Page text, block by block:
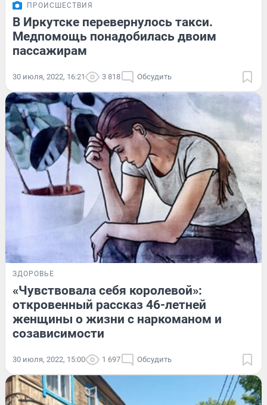
ПРОИСШЕСТВИЯ
В Иркутске перевернулось такси.
Медпомощь понадобилась двоим
пассажирам
30 июля, 2022, 16:21 3 818 Обсудить
ЗДОРОВЬЕ
«Чувствовала себя королевой»:
откровенный рассказ 46-летней
женщины о жизни с наркоманом и
созависимости
30 июля, 2022, 15:00 1 697 Обсудить